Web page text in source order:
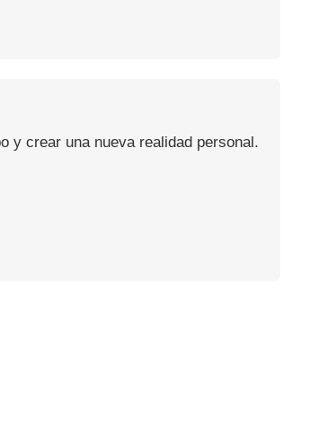
y crear una nueva realidad personal.